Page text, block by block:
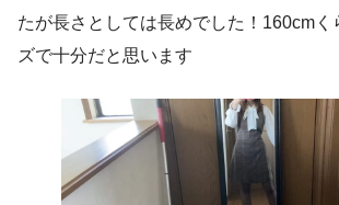
たが長さとしては長めでした！160cmく
ズで十分だと思います